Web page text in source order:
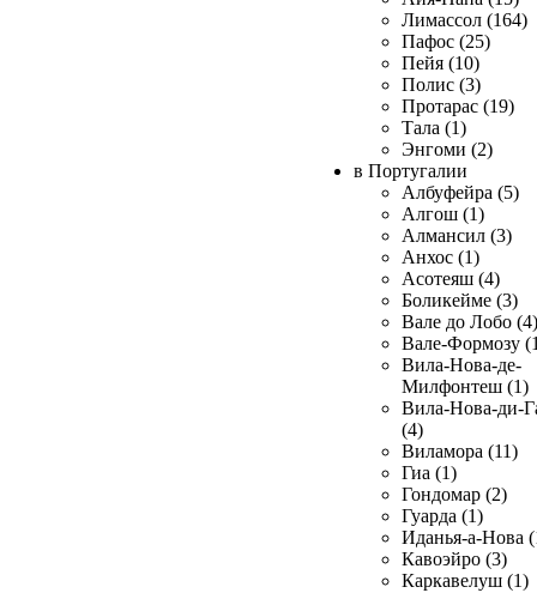
Лимассол (164)
Пафос (25)
Пейя (10)
Полис (3)
Протарас (19)
Тала (1)
Энгоми (2)
в Португалии
Албуфейра (5)
Алгош (1)
Алмансил (3)
Анхос (1)
Асотеяш (4)
Боликейме (3)
Вале до Лобо (4)
Вале-Формозу
Вила-Нова-де-
Милфонтеш (1)
Вила-Нова-ди-
(4)
Виламора (11)
Гиа (1)
Гондомар (2)
Гуарда (1)
Иданья-а-Нова
Кавоэйро (3)
Каркавелуш (1)